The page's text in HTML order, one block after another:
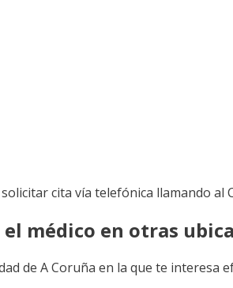
cita vía telefónica llamando al
médico en otras
de A Coruña en la que te interesa